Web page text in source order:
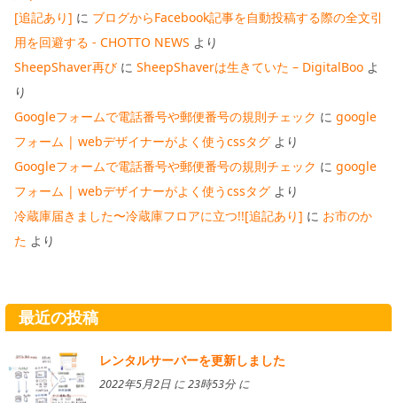
[追記あり] に ブログからFacebook記事を自動投稿する際の全文引
用を回避する - CHOTTO NEWS より
SheepShaver再び に SheepShaverは生きていた – DigitalBoo よ
り
Googleフォームで電話番号や郵便番号の規則チェック に google
フォーム | webデザイナーがよく使うcssタグ より
Googleフォームで電話番号や郵便番号の規則チェック に google
フォーム | webデザイナーがよく使うcssタグ より
冷蔵庫届きました〜冷蔵庫フロアに立つ!![追記あり] に お市のか
た より
最近の投稿
レンタルサーバーを更新しました
2022年5月2日 に 23時53分 に